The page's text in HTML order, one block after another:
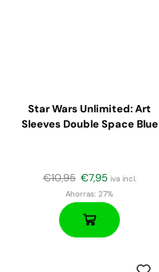
Star Wars Unlimited: Art
Sleeves Double Space Blue
€10,95 €7,95 iva incl.
Ahorras: 27%